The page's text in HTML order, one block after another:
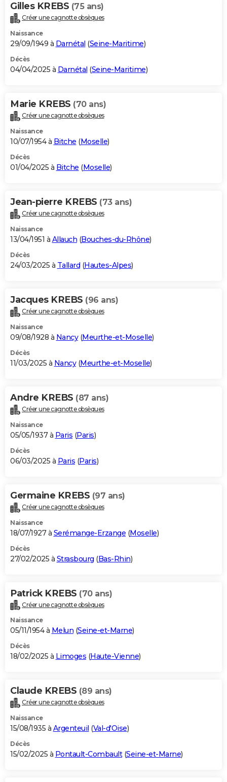
Gilles KREBS (75 ans)
Créer une cagnotte obsèques
Naissance
29/09/1949 à Darnétal (Seine-Maritime)
Décès
04/04/2025 à Darnétal (Seine-Maritime)
Marie KREBS (70 ans)
Créer une cagnotte obsèques
Naissance
10/07/1954 à Bitche (Moselle)
Décès
01/04/2025 à Bitche (Moselle)
Jean-pierre KREBS (73 ans)
Créer une cagnotte obsèques
Naissance
13/04/1951 à Allauch (Bouches-du-Rhône)
Décès
24/03/2025 à Tallard (Hautes-Alpes)
Jacques KREBS (96 ans)
Créer une cagnotte obsèques
Naissance
09/08/1928 à Nancy(Meurthe-et-Moselle)
Décès
11/03/2025 à Nancy(Meurthe-et-Moselle)
Andre KREBS (87 ans)
Créer une cagnotte obsèques
Naissance
05/05/1937 à Paris (Paris)
Décès
06/03/2025 à Paris (Paris)
Germaine KREBS (97 ans)
Créer une cagnotte obsèques
Naissance
18/07/1927 à Serémange-Erzange (Moselle)
Décès
27/02/2025 à Strasbourg (Bas-Rhin)
Patrick KREBS (70 ans)
Créer une cagnotte obsèques
Naissance
05/11/1954 à Melun (Seine-et-Marne)
Décès
18/02/2025 à Limoges (Haute-Vienne)
Claude KREBS (89 ans)
Créer une cagnotte obsèques
Naissance
15/08/1935 à Argenteuil (Val-d'Oise)
Décès
15/02/2025 à Pontault-Combault(Seine-et-Marne)